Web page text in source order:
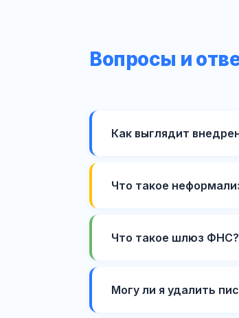
Вопросы и
Как выглядит
Что такое
Что такое шлюз ФНС?
Могу ли я удалить